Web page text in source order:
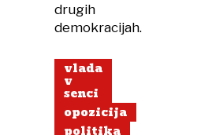
drugih
demokracijah.
vlada
v
senci
opozicija
politika